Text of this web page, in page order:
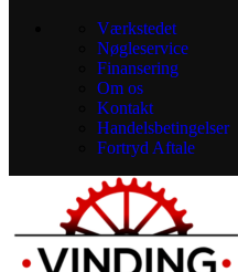
Værkstedet
Nøgleservice
Finansering
Om os
Kontakt
Handelsbetingelser
Fortryd Aftale